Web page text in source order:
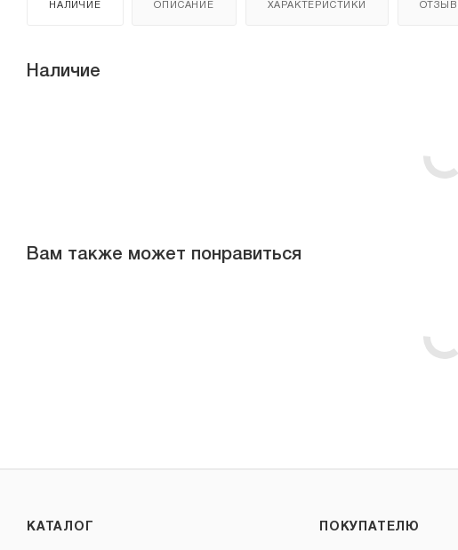
НАЛИЧИЕ ОПИСАНИЕ ХАРАКТЕРИСТИКИ
Наличие
Вам также может понравиться
КАТАЛОГ ПОКУПАТЕЛЮ